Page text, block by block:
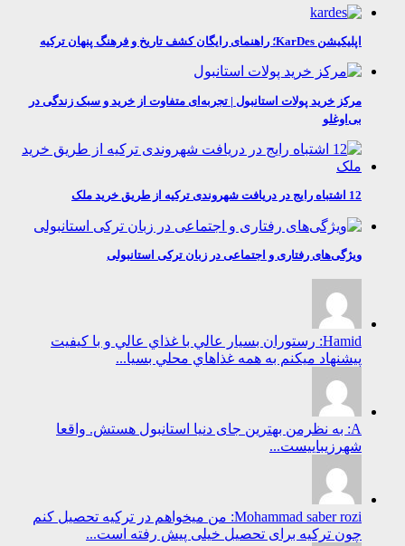
اپلیکیشن KarDes؛ راهنمای رایگان کشف تاریخ و فرهنگ پنهان ترکیه
مرکز خرید پولات استانبول | تجربه‌ای متفاوت از خرید و سبک زندگی در
بی‌اوغلو
ویژگی‌های رفتاری و اجتماعی در زبان ترکی استانبولی
Hamid: رستوران بسيار عالي با غذاي عالي و با كيفيت
پيشنهاد ميكنم به همه غذاهاي محلي بسيا...
A: به نظرمن بهترین جای دنیا استانبول هستش. واقعا
شهرزیباییست...
Mohammad saber rozi: من میخواهم در ترکیه تحصیل کنم
چون ترکیه برای تحصیل خیلی پیش رفته است...